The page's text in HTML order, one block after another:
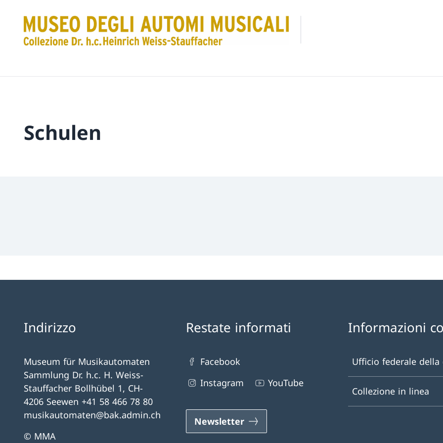
Schulen
Indirizzo
Museum für Musikautomaten
Sammlung Dr. h.c. H. Weiss-
Stauffacher Bollhübel 1, CH-
4206 Seewen +41 58 466 78 80
musikautomaten@bak.admin.ch
© MMA
Restate informati
Facebook
Instagram
YouTube
Newsletter
Informazioni
Ufficio federale della
Collezione in linea